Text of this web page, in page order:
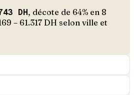
DH, décote de 64% en 8
– 61.317DH selon ville et